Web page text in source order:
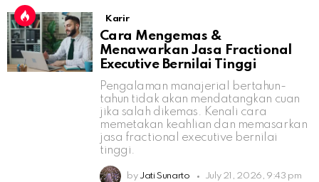
Karir
Cara Mengemas &
Menawarkan Jasa Fractional
Executive Bernilai Tinggi
Pengalaman manajerial bertahun-
tahun tidak akan mendatangkan cuan
jika salah dikemas. Kenali cara
memetakan keahlian dan memasarkan
jasa fractional executive bernilai
tinggi.
by Jati Sunarto July 21, 2026, 9:43 pm